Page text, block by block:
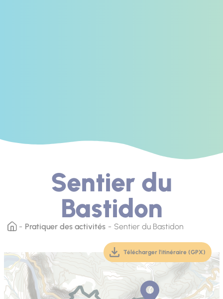
Sentier du
Bastidon
Pratiquer des activités Sentier du Bastidon
Télécharger l'itinéraire (GPX)
(téléchargement,